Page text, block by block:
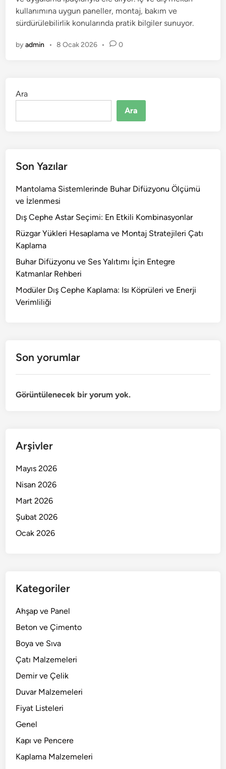
kullanımına uygun paneller, montaj, bakım ve
sürdürülebilirlik konularında pratik bilgiler sunuyor.
byadmin • 8 Ocak 2026 • 0
Ara
Ara
Son Yazılar
Mantolama Sistemlerinde Buhar Difüzyonu Ölçümü
ve İzlenmesi
Dış Cephe Astar Seçimi: En Etkili Kombinasyonlar
Rüzgar Yükleri Hesaplama ve Montaj Stratejileri Çatı
Kaplama
Buhar Difüzyonu ve Ses Yalıtımı İçin Entegre
Katmanlar Rehberi
Modüler Dış Cephe Kaplama: Isı Köprüleri ve Enerji
Verimliliği
Son yorumlar
Görüntülenecek bir yorum yok.
Arşivler
Mayıs 2026
Nisan 2026
Mart 2026
Şubat 2026
Ocak 2026
Kategoriler
Ahşap ve Panel
Beton ve Çimento
Boya ve Sıva
Çatı Malzemeleri
Demir ve Çelik
Duvar Malzemeleri
Fiyat Listeleri
Genel
Kapı ve Pencere
Kaplama Malzemeleri